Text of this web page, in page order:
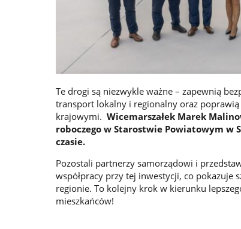
Te drogi są niezwykle ważne – zapewnią
transport lokalny i regionalny oraz poprawią
krajowymi. Wicemarszałek Marek
roboczego w Starostwie Powiatowym w
czasie.
Pozostali partnerzy samorządowi i
współpracy przy tej inwestycji, co
regionie. To kolejny krok w kierunku
mieszkańców!